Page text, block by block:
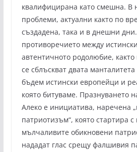
квалифицирана като смешна. В
проблеми, актуални както по
създадена, така и в днешни
противоречието между
автентичното родолюбие,
се сблъскват двата
бъдем истински европейци и
която битуваме. Празнуването
Алеко е инициатива, наречена
патриотизъм“, която стартира
мълчаливите обикновени
нададат глас срещу фалшивия